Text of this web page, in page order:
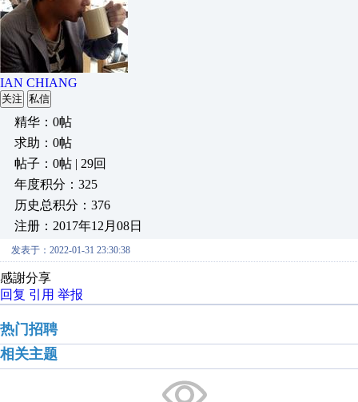
IAN CHIANG
关注 私信
精华：0帖
求助：0帖
帖子：0帖 | 29回
年度积分：325
历史总积分：376
注册：2017年12月08日
发表于：2022-01-31 23:30:38
感謝分享
回复 引用 举报
热门招聘
相关主题